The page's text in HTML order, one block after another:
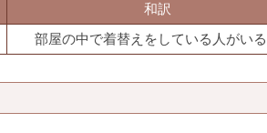
和訳
部屋の中で着替えをしている人がい